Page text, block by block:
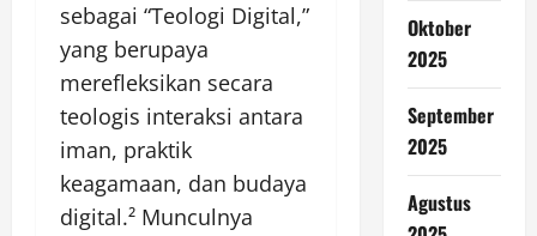
sebagai “Teologi Digital,”
yang berupaya
merefleksikan secara
teologis interaksi antara
iman, praktik
keagamaan, dan budaya
digital.² Munculnya
Oktober
2025
September
2025
Agustus